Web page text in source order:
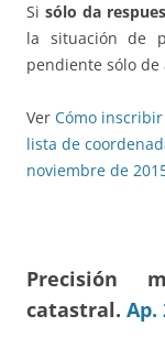
Si sólo da
la situación de
pendiente sólo
Ver Cómo
lista de
noviembre de
Precisión
catastral. Ap.